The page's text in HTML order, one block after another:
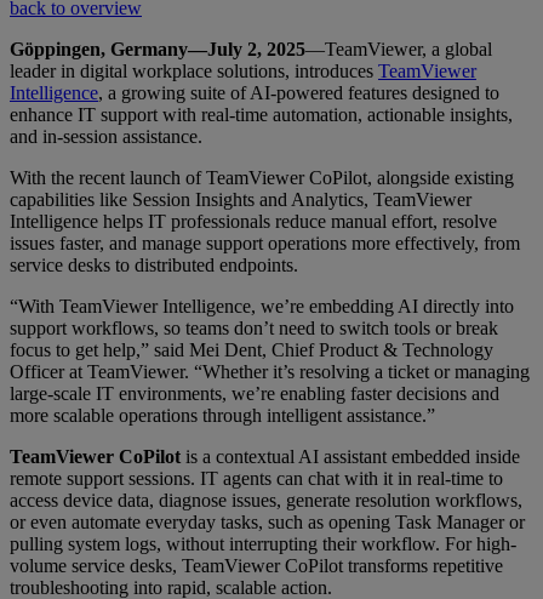
back to overview
Göppingen, Germany—July 2, 2025—TeamViewer, a global
leader in digital workplace solutions, introduces TeamViewer
Intelligence, a growing suite of AI-powered features designed to
enhance IT support with real-time automation, actionable insights,
and in-session assistance.
With the recent launch of TeamViewer CoPilot, alongside existing
capabilities like Session Insights and Analytics, TeamViewer
Intelligence helps IT professionals reduce manual effort, resolve
issues faster, and manage support operations more effectively, from
service desks to distributed endpoints.
“With TeamViewer Intelligence, we’re embedding AI directly into
support workflows, so teams don’t need to switch tools or break
focus to get help,” said Mei Dent, Chief Product & Technology
Officer at TeamViewer. “Whether it’s resolving a ticket or managing
large-scale IT environments, we’re enabling faster decisions and
more scalable operations through intelligent assistance.”
TeamViewer CoPilot is a contextual AI assistant embedded inside
remote support sessions. IT agents can chat with it in real-time to
access device data, diagnose issues, generate resolution workflows,
or even automate everyday tasks, such as opening Task Manager or
pulling system logs, without interrupting their workflow. For high-
volume service desks, TeamViewer CoPilot transforms repetitive
troubleshooting into rapid, scalable action.